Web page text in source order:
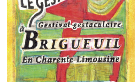
i
o
n